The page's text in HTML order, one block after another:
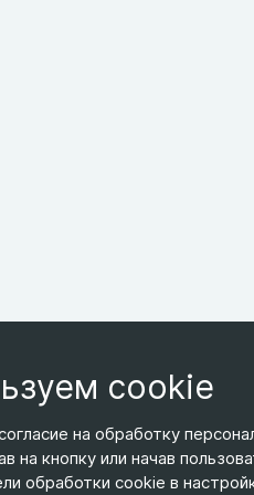
ТЕЛЕФОН
+7 495 266-65-67
ЭЛ. ПОЧТА
cookie
на обработку
на кнопку или начав
обработки cookie в